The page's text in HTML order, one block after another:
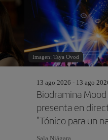
Imagen: Taya Ovod
13 ago 2026 - 13 ago
Biodramina Mood
presenta en
"Tónico para un
Sala Niágara